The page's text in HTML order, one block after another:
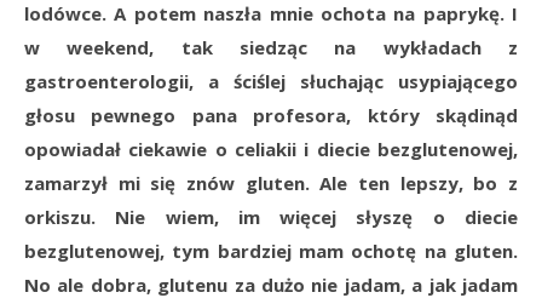
lodówce. A potem naszła mnie ochota na paprykę. I
w weekend, tak siedząc na wykładach z
gastroenterologii, a ściślej słuchając usypiającego
głosu pewnego pana profesora, który skądinąd
opowiadał ciekawie o celiakii i diecie bezglutenowej,
zamarzył mi się znów gluten. Ale ten lepszy, bo z
orkiszu. Nie wiem, im więcej słyszę o diecie
bezglutenowej, tym bardziej mam ochotę na gluten.
No ale dobra, glutenu za dużo nie jadam, a jak jadam